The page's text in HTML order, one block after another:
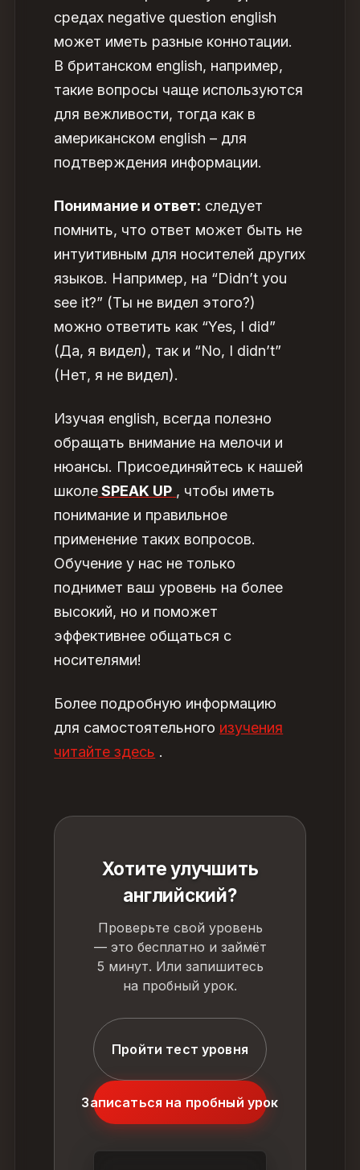
средах negative question english
может иметь разные коннотации.
В британском english, например,
такие вопросы чаще используются
для вежливости, тогда как в
американском english – для
подтверждения информации.
Понимание и ответ: следует
помнить, что ответ может быть не
интуитивным для носителей других
языков. Например, на “Didn’t you
see it?” (Ты не видел этого?)
можно ответить как “Yes, I did”
(Да, я видел), так и “No, I didn’t”
(Нет, я не видел).
Изучая english, всегда полезно
обращать внимание на мелочи и
нюансы. Присоединяйтесь к нашей
школеSPEAK UP , чтобы иметь
понимание и правильное
применение таких вопросов.
Обучение у нас не только
поднимет ваш уровень на более
высокий, но и поможет
эффективнее общаться с
носителями!
Более подробную информацию
для самостоятельного изучения
читайте здесь .
Хотите улучшить
английский?
Проверьте свой уровень
— это бесплатно и займёт
5 минут. Или запишитесь
на пробный урок.
Пройти тест уровня
Записаться на пробный урок